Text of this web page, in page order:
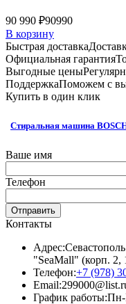
90 990 ₽90990
В корзину
Быстрая доставка
Официальная гарантия
Выгодные цены
ПоддержкаПоможем с
Купить в один клик
Стиральная машина
Ваше имя
Телефон
Отправить
Контакты
Адрес:
"SeaMall" (корп. 2,
Телефон:+7 (978)
Email:
График работы:Пн-